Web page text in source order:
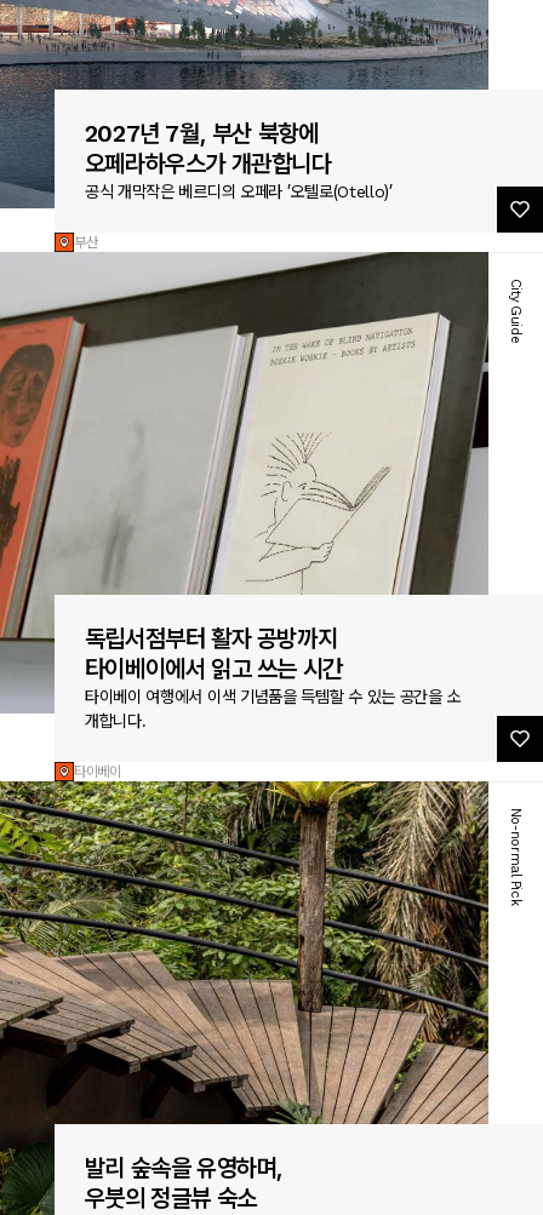
2027년 7월, 부산 북항에
오페라하우스가 개관합니다
공식 개막작은 베르디의 오페라 ’오텔로(Otello)’
부산
City Guide
독립서점부터 활자 공방까지
타이베이에서 읽고 쓰는 시간
타이베이 여행에서 이색 기념품을 득템할 수 있는 공간을 소
개합니다.
타이베이
No-normal Pick
발리 숲속을 유영하며,
우붓의 정글뷰 숙소